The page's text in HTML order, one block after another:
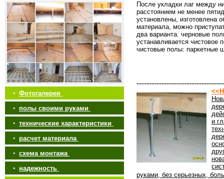
• Фотогалерея
• полы своими руками
• технические характеристики
• расчет материала
• схема монтажа
• надежность
После укладки лаг между
расстоянием не менее
установлены, изготовлена
материала, можно
два варианта: черновые
устанавливается чистовое
чистовые полы: паркетные
и
руками, без серьезных,